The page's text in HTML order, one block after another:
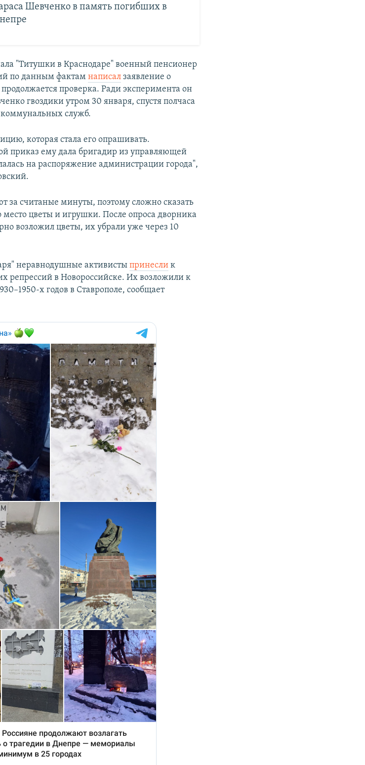
Шевченко в память погибших в
"Титушки в Краснодаре" военный пенсионер
по данным фактам написалзаявление о
проверка. Ради эксперимента он
гвоздики утром 30 января, спустя полчаса
коммунальных служб.
которая стала его опрашивать.
приказ ему дала бригадир из управляющей
на распоряжение администрации города",
за считаные минуты, поэтому сложно сказать
место цветы и игрушки. После опроса дворника
возложил цветы, их убрали уже через 10
неравнодушные активистыпринесли к
репрессий в Новороссийске. Их возложили к
х годов в Ставрополе, сообщает